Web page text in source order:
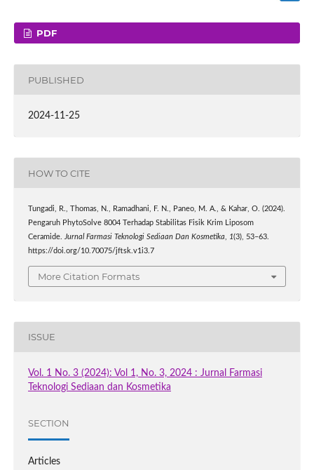
PDF
PUBLISHED
2024-11-25
HOW TO CITE
Tungadi, R., Thomas, N., Ramadhani, F. N., Paneo, M. A., & Kahar, O. (2024).
Pengaruh PhytoSolve 8004 Terhadap Stabilitas Fisik Krim Liposom
Ceramide. Jurnal Farmasi Teknologi Sediaan Dan Kosmetika, 1(3), 53–63.
https://doi.org/10.70075/jftsk.v1i3.7
More Citation Formats
ISSUE
Vol. 1 No. 3 (2024): Vol 1, No. 3, 2024 : Jurnal Farmasi
Teknologi Sediaan dan Kosmetika
SECTION
Articles